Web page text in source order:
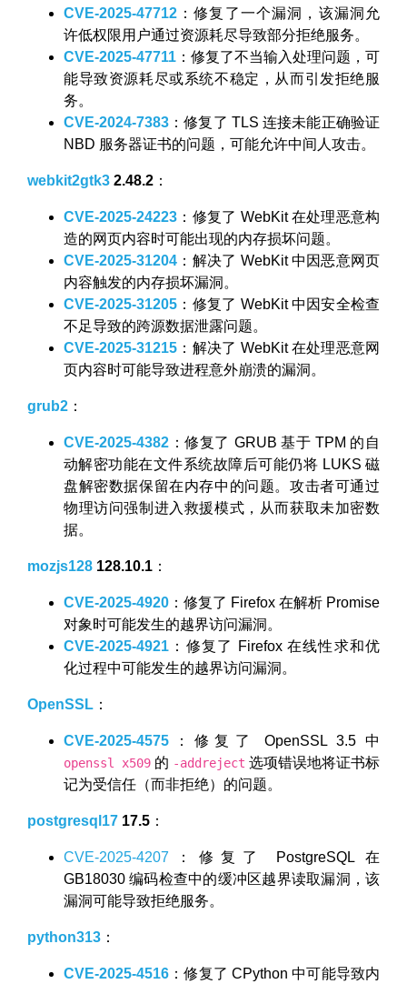
CVE-2025-47712 ：修复了一个漏洞，该漏洞允
许低权限用户通过资源耗尽导致部分拒绝服务。
CVE-2025-47711 ：修复了不当输入处理问题，可
能导致资源耗尽或系统不稳定，从而引发拒绝服
务。
CVE-2024-7383 ：修复了 TLS 连接未能正确验证
NBD 服务器证书的问题，可能允许中间人攻击。
webkit2gtk3 2.48.2 ：
CVE-2025-24223 ：修复了 WebKit 在处理恶意构
造的网页内容时可能出现的内存损坏问题。
CVE-2025-31204 ：解决了 WebKit 中因恶意网页
内容触发的内存损坏漏洞。
CVE-2025-31205 ：修复了 WebKit 中因安全检查
不足导致的跨源数据泄露问题。
CVE-2025-31215 ：解决了 WebKit 在处理恶意网
页内容时可能导致进程意外崩溃的漏洞。
grub2 ：
CVE-2025-4382 ：修复了 GRUB 基于 TPM 的自
动解密功能在文件系统故障后可能仍将 LUKS 磁
盘解密数据保留在内存中的问题。攻击者可通过
物理访问强制进入救援模式，从而获取未加密数
据。
mozjs128 128.10.1 ：
CVE-2025-4920 ：修复了 Firefox 在解析 Promise
对象时可能发生的越界访问漏洞。
CVE-2025-4921 ：修复了 Firefox 在线性求和优
化过程中可能发生的越界访问漏洞。
OpenSSL ：
CVE-2025-4575 ：修复了 OpenSSL 3.5 中
openssl x509 的 -addreject 选项错误地将证书标
记为受信任（而非拒绝）的问题。
postgresql17 17.5 ：
CVE-2025-4207 ：修复了 PostgreSQL 在
GB18030 编码检查中的缓冲区越界读取漏洞，该
漏洞可能导致拒绝服务。
python313 ：
CVE-2025-4516 ：修复了 CPython 中可能导致内